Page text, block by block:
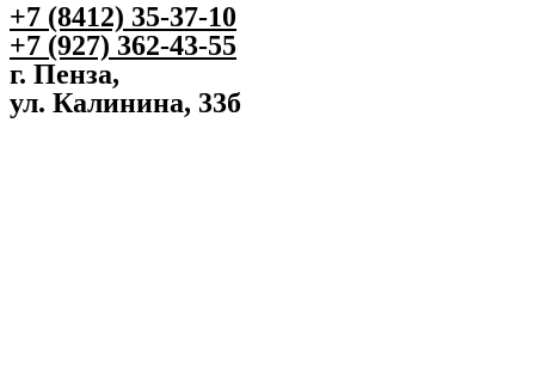
+7 (8412) 35-37-10
+7 (927) 362-43-55
г. Пенза,
ул. Калинина, 33б